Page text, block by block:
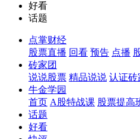
好看
话题
点掌财经
股票直播 回看 预告 点播
砖家团
说说股票 精品说说 认证砖
牛金学园
首页 A股特战课 股票提高
话题
好看